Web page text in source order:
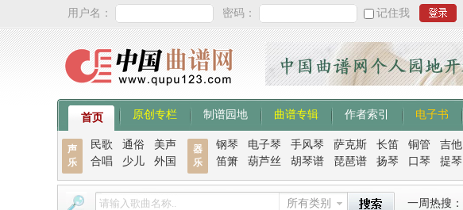
用户名： 密码： 记住我
首页 原创专栏 制谱园地 曲谱专辑 作者索引 电子书
声
乐
民歌 通俗
美声
合唱
少儿 外国
器
乐
钢琴 电子琴 手风琴 萨克斯 长笛 铜管 吉他
笛箫
葫芦丝 胡琴谱 琵琶谱 扬琴 口琴 提琴
所有类别 一周热搜：